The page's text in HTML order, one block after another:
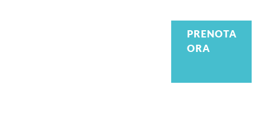
PRENOTA
ORA